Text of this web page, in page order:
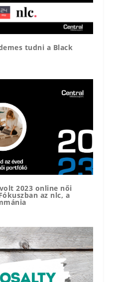
tudni a Black
2023 online női
az nlc, a